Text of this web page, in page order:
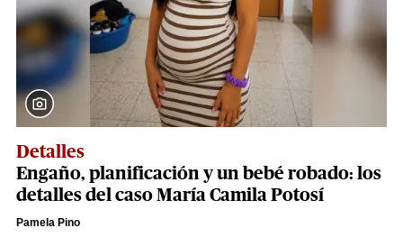
Detalles
Engaño, planificación y un bebé robado: los
detalles del caso María Camila Potosí
Pamela Pino